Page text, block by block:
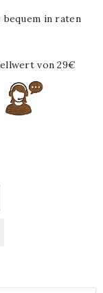
bequem in raten
von 29€